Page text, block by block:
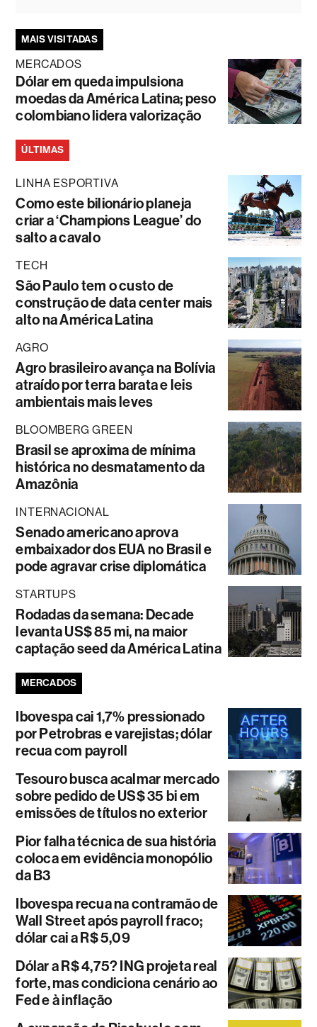
MAIS VISITADAS
MERCADOS
Dólar em queda impulsiona
moedas da América Latina; peso
colombiano lidera valorização
ÚLTIMAS
LINHA ESPORTIVA
Como este bilionário planeja
criar a ‘Champions League’ do
salto a cavalo
TECH
São Paulo tem o custo de
construção de data center mais
alto na América Latina
AGRO
Agro brasileiro avança na Bolívia
atraído por terra barata e leis
ambientais mais leves
BLOOMBERG GREEN
Brasil se aproxima de mínima
histórica no desmatamento da
Amazônia
INTERNACIONAL
Senado americano aprova
embaixador dos EUA no Brasil e
pode agravar crise diplomática
STARTUPS
Rodadas da semana: Decade
levanta US$ 85 mi, na maior
captação seed da América Latina
MERCADOS
Ibovespa cai 1,7% pressionado
por Petrobras e varejistas; dólar
recua com payroll
Tesouro busca acalmar mercado
sobre pedido de US$ 35 bi em
emissões de títulos no exterior
Pior falha técnica de sua história
coloca em evidência monopólio
da B3
Ibovespa recua na contramão de
Wall Street após payroll fraco;
dólar cai a R$ 5,09
Dólar a R$ 4,75? ING projeta real
forte, mas condiciona cenário ao
Fed e à inflação